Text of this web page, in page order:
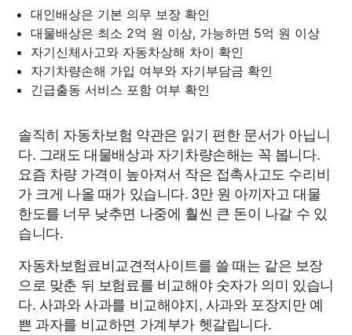
대인배상은 기본 의무 보장 확인
대물배상은 최소 2억 원 이상, 가능하면 5억 원 이상
자기신체사고와 자동차상해 차이 확인
자기차량손해 가입 여부와 자기부담금 확인
긴급출동 서비스 포함 여부 확인
솔직히 자동차보험 약관은 읽기 편한 문서가 아닙니
다. 그래도 대물배상과 자기차량손해는 꼭 봅니다.
요즘 차량 가격이 높아져서 작은 접촉사고도 수리비
가 크게 나올 때가 있습니다. 3만 원 아끼자고 대물
한도를 너무 낮추면 나중에 훨씬 큰 돈이 나갈 수 있
습니다.
자동차보험료비교견적사이트를 쓸 때는 같은 보장
으로 맞춘 뒤 보험료를 비교해야 숫자가 의미 있습니
다. 사과와 사과를 비교해야지, 사과와 포장지만 예
쁜 과자를 비교하면 가계부가 헷갈립니다.